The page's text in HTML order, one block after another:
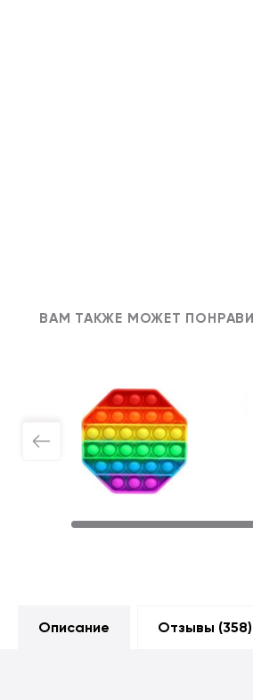
ВАМ ТАКЖЕ МОЖЕТ
Описание Отзывы (358)